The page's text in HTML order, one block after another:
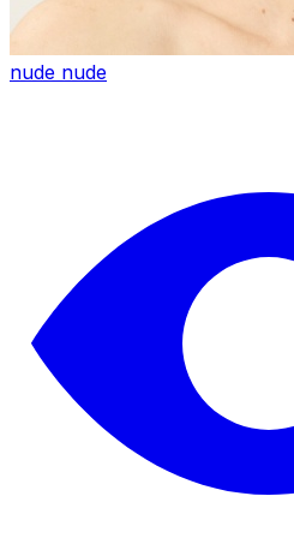
nude nude